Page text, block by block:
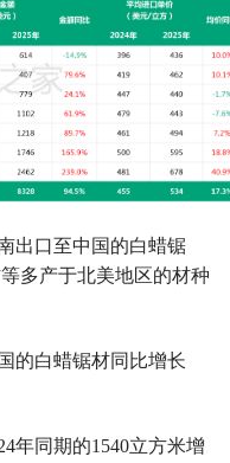
出口至中国的白蜡锯
多产于北美地区的材种
的白蜡锯材同比增长
年同期的1540立方米增